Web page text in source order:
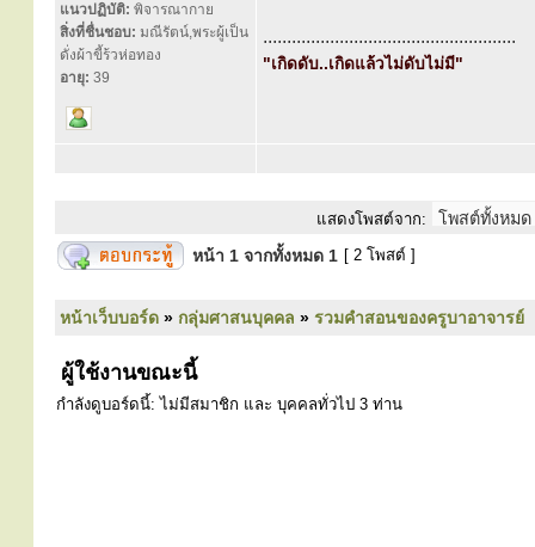
แนวปฏิบัติ: พิจารณากาย
สิ่งที่ชื่นชอบ: มณีรัตน์,พระผู้เป็น
ดั่งผ้าขี้ร้วห่อทอง
อายุ: 39
.....................................................
"เกิดดับ..เกิดแล้วไม่ดับไม่มี"
แสดงโพสต์จาก:
หน้า 1 จากทั้งหมด 1 [ 2 โพสต์ ]
หน้าเว็บบอร์ด » กลุ่มศาสนบุคคล » รวมคำสอนของครูบาอาจารย์
ผู้ใช้งานขณะนี้
กำลังดูบอร์ดนี้: ไม่มีสมาชิก และ บุคคลทั่วไป 3 ท่าน